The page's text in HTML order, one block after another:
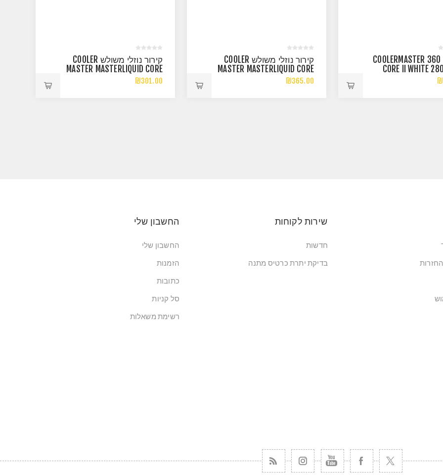
ק.נוזלי COOLERMASTER 360
CORE II WHITE
קירור נוזלי משולש COOLER
MASTER MASTERLIQUID CORE
LCD 360 4-INCH
₪365.00
קירור נוזלי משולש COOLER
MASTER MASTERLIQUID CORE
NEX 360 WHITE
₪301.00
שירות לקוחות
חדשות
בדיקת יתרת כרטיס מתנה
החשבון שלי
החשבון שלי
הזמנות
כתובות
סל קניות
רשימת משאלות